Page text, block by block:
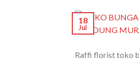
18
Jul
Raffi florist toko